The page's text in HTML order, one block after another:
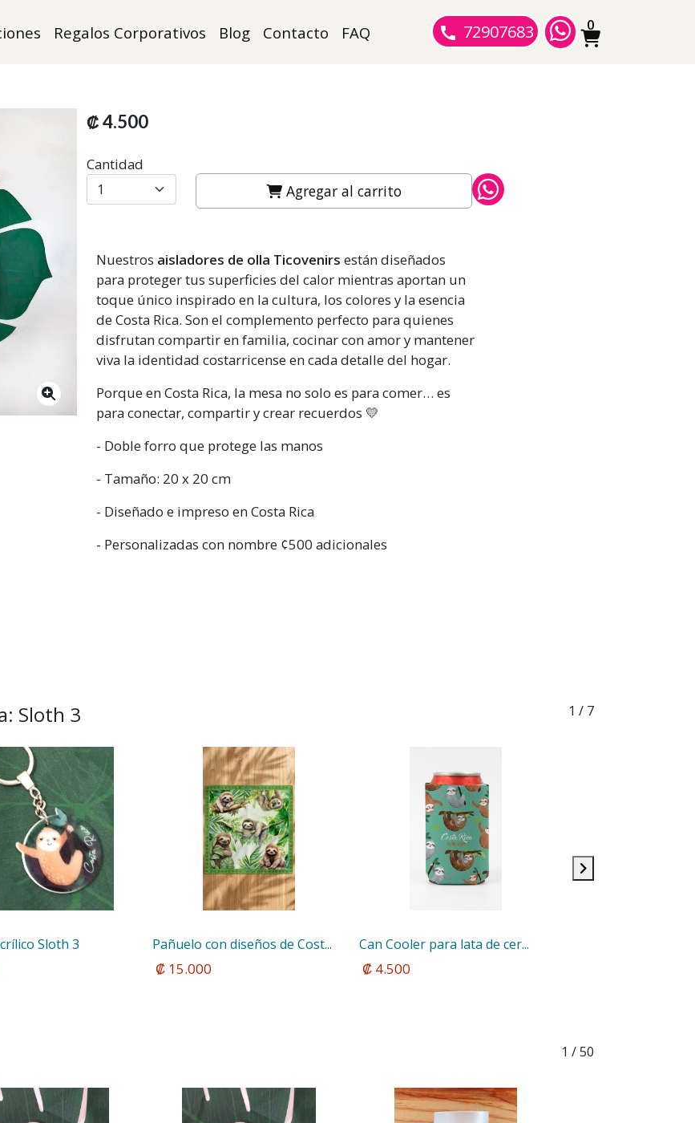
Regalos Corporativos Blog Contacto FAQ 72907683 0
₡ 4.500
Cantidad
Agregar al carrito
Nuestros aisladores de olla Ticovenirs están diseñados
para proteger tus superficies del calor mientras aportan un
toque único inspirado en la cultura, los colores y la esencia
de Costa Rica. Son el complemento perfecto para quienes
disfrutan compartir en familia, cocinar con amor y mantener
viva la identidad costarricense en cada detalle del hogar.
Porque en Costa Rica, la mesa no solo es para comer… es
para conectar, compartir y crear recuerdos 💛
- Doble forro que protege las manos
- Tamaño: 20 x 20 cm
- Diseñado e impreso en Costa Rica
- Personalizadas con nombre ¢500 adicionales
Sloth 3 1 / 7
Sloth 3 Pañuelo con diseños de Cost...
₡ 15.000
Can Cooler para lata de cer...
₡ 4.500
1 / 50